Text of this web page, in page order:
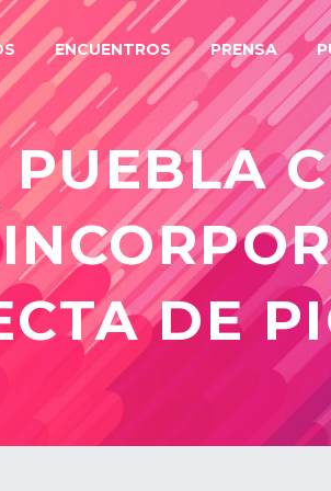
ENCUENTROS PRENSA
DE